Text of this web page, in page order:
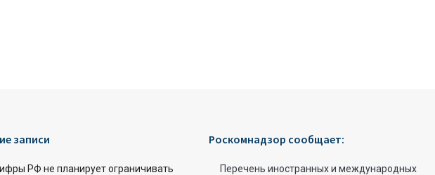
записи
РФ не планирует ограничивать
Роскомнадзор сообщает:
Перечень иностранных и международных